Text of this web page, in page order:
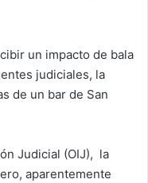
un impacto de bala
judiciales, la
de un bar de San
Judicial (OIJ), la
aparentemente